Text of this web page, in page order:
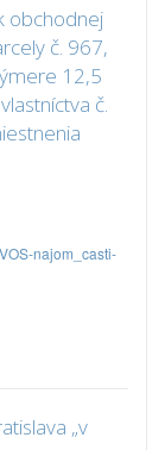
obchodnej
č. 967,
12,5
č.
najom_casti-
„v